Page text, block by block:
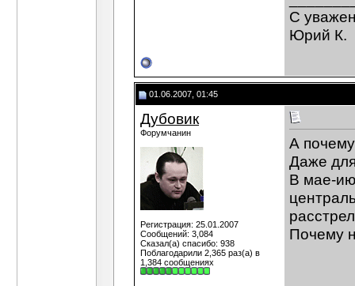
С
Юрий К.
01.06.2007, 01:45
Дубовик
Форумчанин
Регистрация: 25.01.2007
Сообщений: 3,084
Сказал(а) спасибо: 938
Поблагодарили 2,365 раз(а) в
1,384 сообщениях
А
Даже
В мае-
Почему